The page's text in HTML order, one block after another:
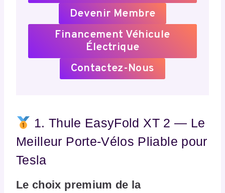
Devenir Membre
Financement Véhicule
Électrique
Contactez-Nous
1. Thule EasyFold XT 2 — Le
Meilleur Porte-Vélos Pliable pour
Tesla
Le choix premium de la